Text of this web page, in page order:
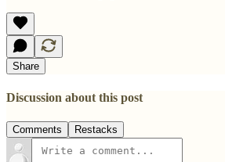
Share
Discussion about this post
Comments Restacks